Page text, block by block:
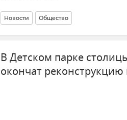
Новости Общество
В Детском парке
окончат реконструкцию